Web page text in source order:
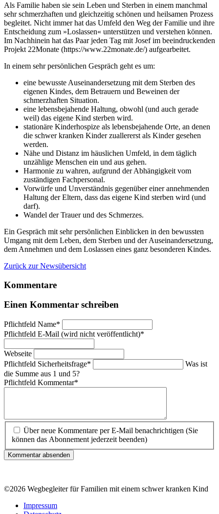
Als Familie haben sie sein Leben und Sterben in einem manchmal
sehr schmerzhaften und gleichzeitig schönen und heilsamen Prozess
begleitet. Nicht immer hat das Umfeld den Weg der Familie und ihre
Entscheidung zum »Loslassen« unterstützen und verstehen können.
Im Nachhinein hat das Paar jeden Tag mit Josef im beeindruckenden
Projekt 22Monate (https://www.22monate.de/) aufgearbeitet.
In einem sehr persönlichen Gespräch geht es um:
eine bewusste Auseinandersetzung mit dem Sterben des
eigenen Kindes, dem Betrauern und Beweinen der
schmerzhaften Situation.
eine lebensbejahende Haltung, obwohl (und auch gerade
weil) das eigene Kind sterben wird.
stationäre Kinderhospize als lebensbejahende Orte, an denen
die schwer kranken Kinder zuallererst als Kinder gesehen
werden.
Nähe und Distanz im häuslichen Umfeld, in dem täglich
unzählige Menschen ein und aus gehen.
Harmonie zu wahren, aufgrund der Abhängigkeit vom
zuständigen Fachpersonal.
Vorwürfe und Unverständnis gegenüber einer annehmenden
Haltung der Eltern, dass das eigene Kind sterben wird (und
darf).
Wandel der Trauer und des Schmerzes.
Ein Gespräch mit sehr persönlichen Einblicken in den bewussten
Umgang mit dem Leben, dem Sterben und der Auseinandersetzung,
dem Annehmen und dem Loslassen eines ganz besonderen Kindes.
Zurück zur Newsübersicht
Kommentare
Einen Kommentar schreiben
Pflichtfeld Name*
Pflichtfeld E-Mail (wird nicht veröffentlicht)*
Webseite
Pflichtfeld Sicherheitsfrage*
Was ist
die Summe aus 1 und 5?
Pflichtfeld Kommentar*
Über neue Kommentare per E-Mail benachrichtigen (Sie
können das Abonnement jederzeit beenden)
Kommentar absenden
©2026 Wegbegleiter für Familien mit einem schwer kranken Kind
Impressum